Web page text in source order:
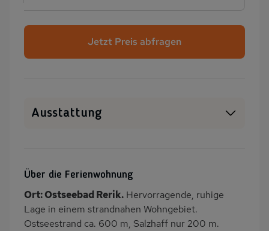
Jetzt Preis abfragen
Ausstattung
Waschmaschine
Garten
Terrasse
PKW-Parkplatz
Über die Ferienwohnung
Ort: Ostseebad Rerik. Hervorragende, ruhige
Lage in einem strandnahen Wohngebiet.
Ostseestrand ca. 600 m, Salzhaff nur 200 m.